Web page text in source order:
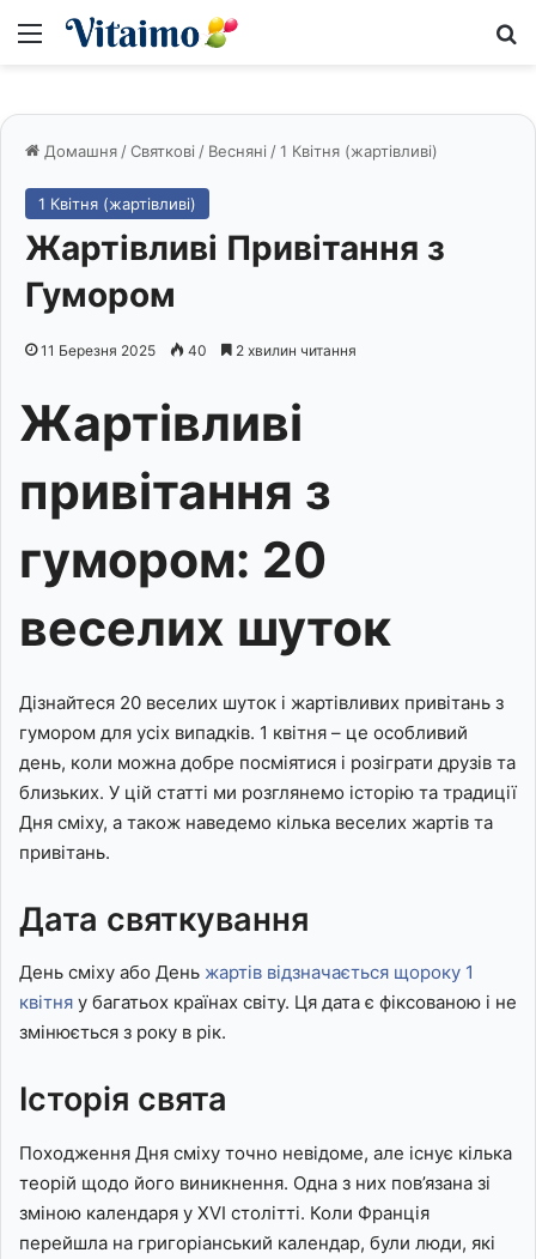
Меню
Домашня /Святкові / Весняні /1 Квітня (жартівливі)
1 Квітня (жартівливі)
Жартівливі Привітання з
Гумором
11 Березня 2025 40 2 хвилин читання
Жартівливі
привітання з
гумором: 20
веселих шуток
Дізнайтеся 20 веселих шуток і жартівливих привітань з
гумором для усіх випадків. 1 квітня – це особливий
день, коли можна добре посміятися і розіграти друзів та
близьких. У цій статті ми розглянемо історію та традиції
Дня сміху, а також наведемо кілька веселих жартів та
привітань.
Дата святкування
День сміху або День жартів відзначається щороку 1
квітня у багатьох країнах світу. Ця дата є фіксованою і не
змінюється з року в рік.
Історія свята
Походження Дня сміху точно невідоме, але існує кілька
теорій щодо його виникнення. Одна з них пов’язана зі
зміною календаря у XVI столітті. Коли Франція
перейшла на григоріанський календар, були люди, які